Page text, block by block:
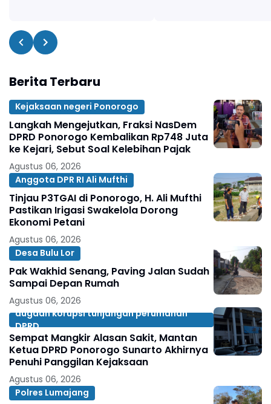
Berita Terbaru
Kejaksaan negeri Ponorogo
Langkah Mengejutkan, Fraksi NasDem
DPRD Ponorogo Kembalikan Rp748 Juta
ke Kejari, Sebut Soal Kelebihan Pajak
Agustus 06, 2026
Anggota DPR RI Ali Mufthi
Tinjau P3TGAI di Ponorogo, H. Ali Mufthi
Pastikan Irigasi Swakelola Dorong
Ekonomi Petani
Agustus 06, 2026
Desa Bulu Lor
Pak Wakhid Senang, Paving Jalan Sudah
Sampai Depan Rumah
Agustus 06, 2026
dugaan korupsi tunjangan perumahan
DPRD
Sempat Mangkir Alasan Sakit, Mantan
Ketua DPRD Ponorogo Sunarto Akhirnya
Penuhi Panggilan Kejaksaan
Agustus 06, 2026
Polres Lumajang